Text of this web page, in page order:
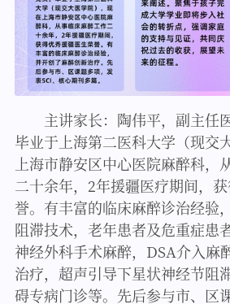
主讲家长：陶伟平，副主任
毕业于上海第二医科大学（现交
上海市静安区中心医院麻醉科，
二十余年，2年援疆医疗期间，
誉。有丰富的临床麻醉诊治经验
阻滞技术，老年患者及危重症患
神经外科手术麻醉，DSA介入麻
治疗，超声引导下星状神经节阻
碍专病门诊等。先后参与市、区